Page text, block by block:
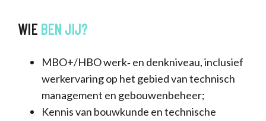
WIE BEN JIJ?
MBO+/HBO werk‐ en denkniveau, inclusief
werkervaring op het gebied van technisch
management en gebouwenbeheer;
Kennis van bouwkunde en technische